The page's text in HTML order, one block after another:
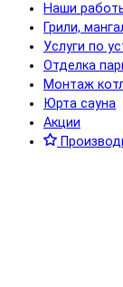
Наши
Грили,
Услуги по
Отделка
Монтаж
Юрта сауна
Акции